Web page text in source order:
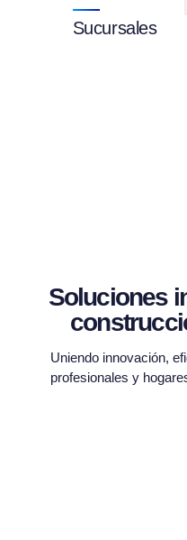
Sucursales
Soluciones
Uniendo innovación,
profesionales y